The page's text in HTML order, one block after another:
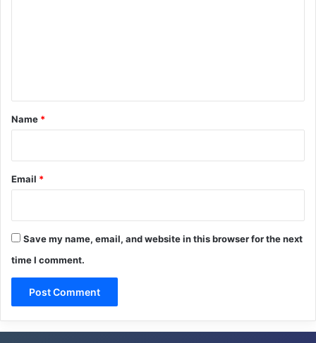
*
Name *
Email *
Save my name, email, and website in this browser for the next
time I comment.